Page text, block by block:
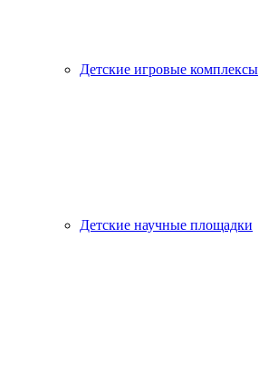
Детские игровые комплексы
Детские научные площадки